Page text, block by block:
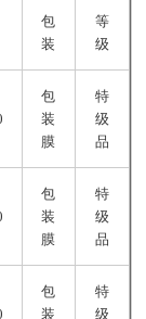
包
装
等
级
包
装
膜
特
级
品
包
装
膜
特
级
品
包
装
特
级